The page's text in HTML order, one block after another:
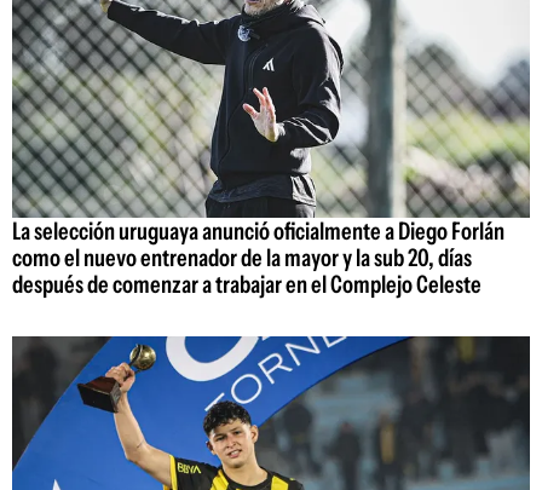
La selección uruguaya anunció oficialmente a Diego Forlán
como el nuevo entrenador de la mayor y la sub 20, días
después de comenzar a trabajar en el Complejo Celeste